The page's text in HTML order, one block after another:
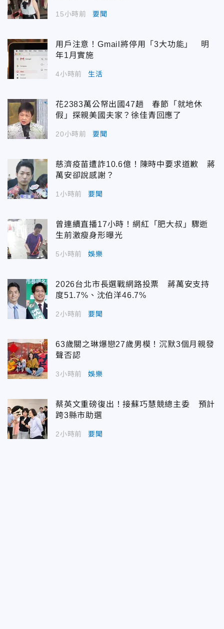
15小時前 要聞
用戶注意！Gmail將停用「3大功能」 明
年1月實施
4小時前 生活
花2383萬公帑出國47趟 春節「就地休
假」探親美國夫家？徐佳青回應了
20小時前 要聞
慈濟疫苗遭詐10.6億！陳時中要求道歉 蔣
萬安卻說感謝？
1小時前 要聞
曾連續直播17小時！網紅「肥大叔」驟逝
生前激瘦身形曝光
5小時前 娛樂
2026台北市長選戰網路投票 蔣萬安支持
度51.7%、沈伯洋46.7%
2小時前 要聞
63歲關之琳爆戀27歲男模！沉默3個月親發
聲否認
3小時前 娛樂
蔡英文重磅復出！接蘇巧慧競總主委 預計
跨3縣市助選
2小時前 要聞